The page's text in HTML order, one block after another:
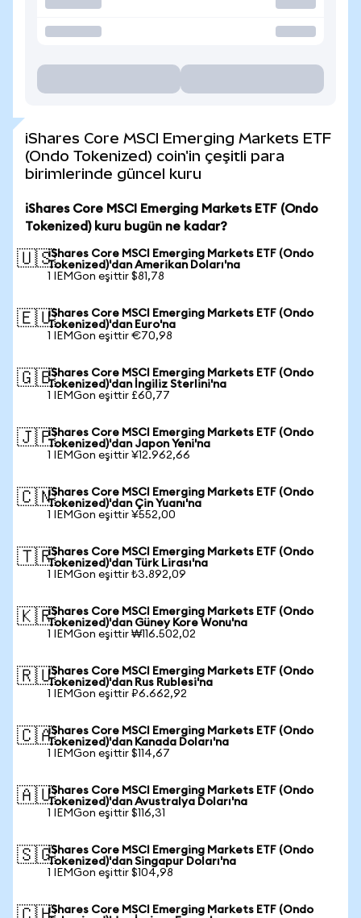
iShares Core MSCI Emerging Markets ETF
(Ondo Tokenized) coin'in çeşitli para
birimlerinde güncel kuru
iShares Core MSCI Emerging Markets ETF (Ondo
Tokenized) kuru bugün ne kadar?
🇺🇸iShares Core MSCI Emerging Markets ETF (Ondo
Tokenized)'dan Amerikan Doları'na
1 IEMGon eşittir $81,78
🇪🇺iShares Core MSCI Emerging Markets ETF (Ondo
Tokenized)'dan Euro'na
1 IEMGon eşittir €70,98
🇬🇧iShares Core MSCI Emerging Markets ETF (Ondo
Tokenized)'dan İngiliz Sterlini'na
1 IEMGon eşittir £60,77
🇯🇵iShares Core MSCI Emerging Markets ETF (Ondo
Tokenized)'dan Japon Yeni'na
1 IEMGon eşittir ¥12.962,66
🇨🇳iShares Core MSCI Emerging Markets ETF (Ondo
Tokenized)'dan Çin Yuanı'na
1 IEMGon eşittir ¥552,00
🇹🇷iShares Core MSCI Emerging Markets ETF (Ondo
Tokenized)'dan Türk Lirası'na
1 IEMGon eşittir ₺3.892,09
🇰🇷iShares Core MSCI Emerging Markets ETF (Ondo
Tokenized)'dan Güney Kore Wonu'na
1 IEMGon eşittir ₩116.502,02
🇷🇺iShares Core MSCI Emerging Markets ETF (Ondo
Tokenized)'dan Rus Rublesi'na
1 IEMGon eşittir ₽6.662,92
🇨🇦iShares Core MSCI Emerging Markets ETF (Ondo
Tokenized)'dan Kanada Doları'na
1 IEMGon eşittir $114,67
🇦🇺iShares Core MSCI Emerging Markets ETF (Ondo
Tokenized)'dan Avustralya Doları'na
1 IEMGon eşittir $116,31
🇸🇬iShares Core MSCI Emerging Markets ETF (Ondo
Tokenized)'dan Singapur Doları'na
1 IEMGon eşittir $104,98
iShares Core MSCI Emerging Markets ETF (Ondo